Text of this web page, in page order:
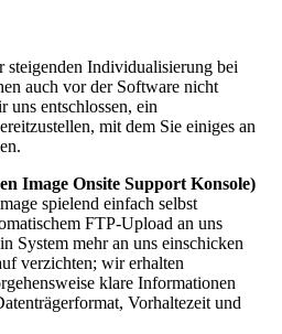
Individualisierung bei
auch vor der Software nicht
uns entschlossen, ein
mit dem Sie einiges an
Image Onsite Support Konsole)
spielend einfach selbst
FTP-Upload an uns
System mehr an uns einschicken
verzichten; wir erhalten
klare Informationen
Vorhaltezeit und